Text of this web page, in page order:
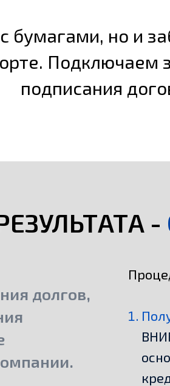
бумагами, но и
Подключаем
подписания
-
долгов,